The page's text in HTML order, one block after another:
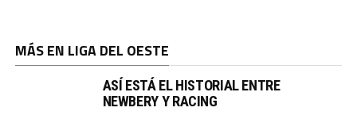
MÁS EN LIGA DEL OESTE
ASÍ ESTÁ EL HISTORIAL ENTRE
NEWBERY Y RACING